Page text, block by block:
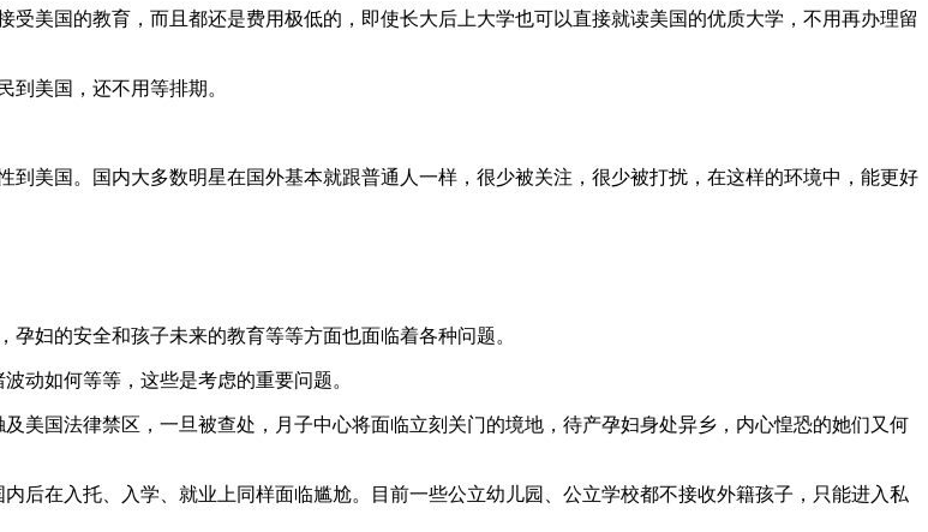
美国的教育，而且都还是费用极低的，即使长大后上大学也可以直接就读美国的优质大学，不用再办理留
美国，还不用等排期。
美国。国内大多数明星在国外基本就跟普通人一样，很少被关注，很少被打扰，在这样的环境中，能更好
妇的安全和孩子未来的教育等等方面也面临着各种问题。
动如何等等，这些是考虑的重要问题。
美国法律禁区，一旦被查处，月子中心将面临立刻关门的境地，待产孕妇身处异乡，内心惶恐的她们又何
后在入托、入学、就业上同样面临尴尬。目前一些公立幼儿园、公立学校都不接收外籍孩子，只能进入私